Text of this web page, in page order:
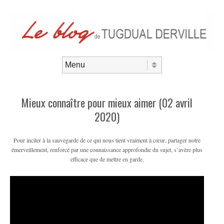
Mieux connaître pour mieux aimer (02 avril
2020)
Pour inciter à la sauvegarde de ce qui nous tient vraiment à cœur, partager notre
émerveillement, renforcé par une connaissance approfondie du sujet, s’avère plus
efficace que de mettre en garde.